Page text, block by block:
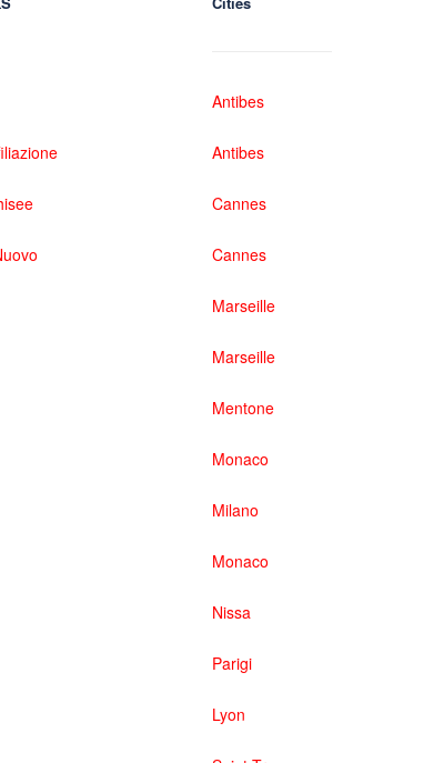
Antibes
Antibes
Cannes
Cannes
Marseille
Marseille
Mentone
Monaco
Milano
Monaco
Nissa
Parigi
Lyon